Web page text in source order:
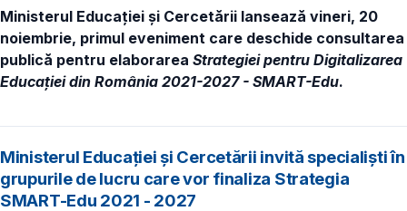
Ministerul Educației și Cercetării lansează vineri, 20
noiembrie, primul eveniment care deschide consultarea
publică pentru elaborarea Strategiei pentru Digitalizarea
Educației din România 2021-2027 - SMART-Edu.
Ministerul Educației și Cercetării invită specialiști în
grupurile de lucru care vor finaliza Strategia
SMART-Edu 2021 - 2027